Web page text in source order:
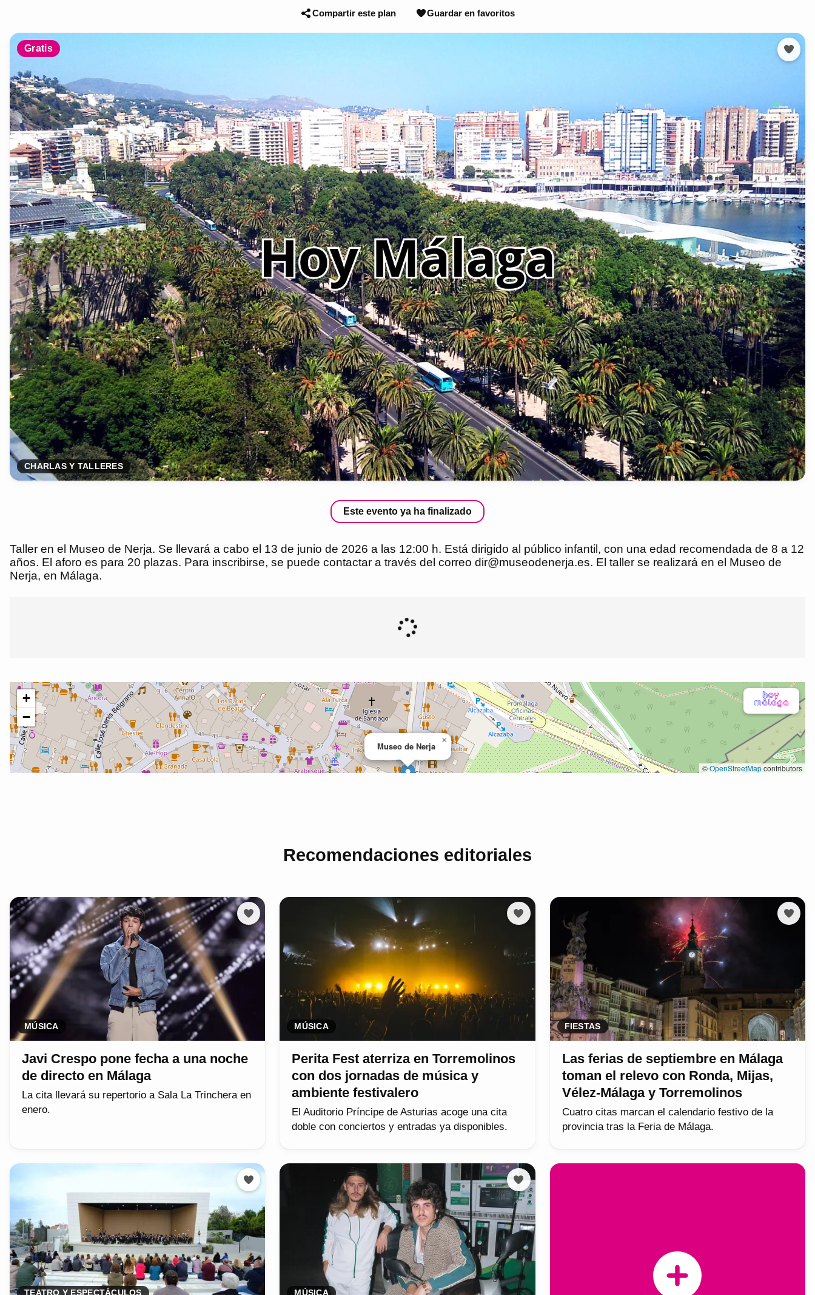
Compartir este plan Guardar en favoritos
Gratis
CHARLAS Y TALLERES
Este evento ya ha finalizado
Taller en el Museo de Nerja. Se llevará a cabo el 13 de junio de 2026 a las 12:00 h. Está dirigido al público infantil, con una edad recomendada de 8 a 12
años. El aforo es para 20 plazas. Para inscribirse, se puede contactar a través del correo dir@museodenerja.es. El taller se realizará en el Museo de
Nerja, en Málaga.
Recomendaciones editoriales
MÚSICA
Javi Crespo pone fecha a una noche
de directo en Málaga
La cita llevará su repertorio a Sala La Trinchera en
enero.
MÚSICA
Perita Fest aterriza en Torremolinos
con dos jornadas de música y
ambiente festivalero
El Auditorio Príncipe de Asturias acoge una cita
doble con conciertos y entradas ya disponibles.
FIESTAS
Las ferias de septiembre en Málaga
toman el relevo con Ronda, Mijas,
Vélez-Málaga y Torremolinos
Cuatro citas marcan el calendario festivo de la
provincia tras la Feria de Málaga.
TEATRO Y ESPECTÁCULOS MÚSICA